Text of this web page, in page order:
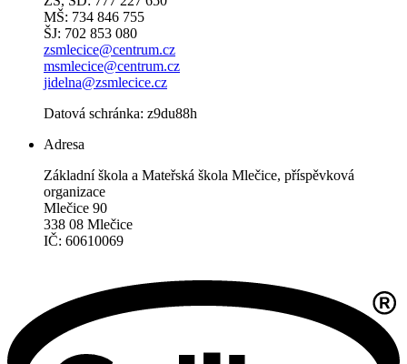
MŠ: 734 846 755
ŠJ: 702 853 080
zsmlecice@centrum.cz
msmlecice@centrum.cz
jidelna@zsmlecice.cz
Datová schránka: z9du88h
Adresa
Základní škola a Mateřská škola Mlečice, příspěvková
organizace
Mlečice 90
338 08 Mlečice
IČ: 60610069